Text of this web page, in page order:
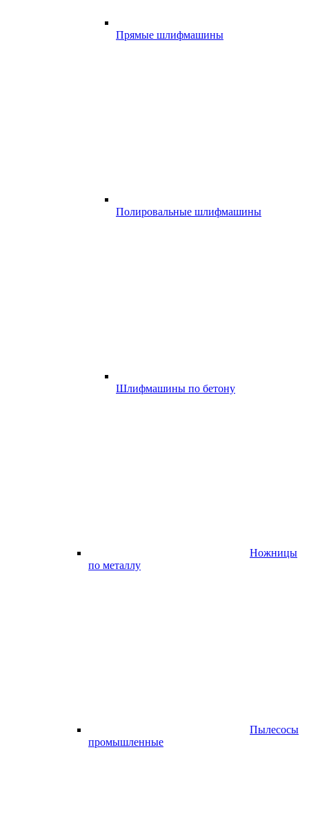
Прямые шлифмашины
Полировальные шлифмашины
Шлифмашины по бетону
Ножницы
по металлу
Пылесосы
промышленные